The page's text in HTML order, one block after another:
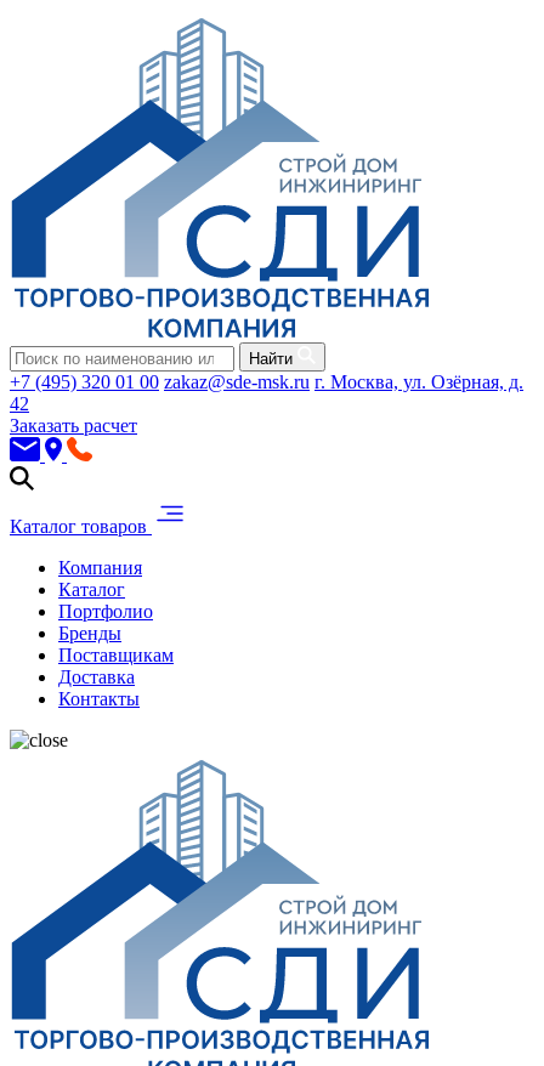
Найти
+7 (495) 320 01 00 zakaz@sde-msk.ru г. Москва, ул. Озёрная, д.
42
Заказать расчет
Каталог товаров
Компания
Каталог
Портфолио
Бренды
Поставщикам
Доставка
Контакты